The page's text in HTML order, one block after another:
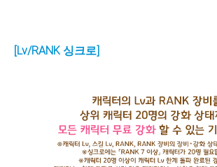
[Lv/RANK 싱크로]